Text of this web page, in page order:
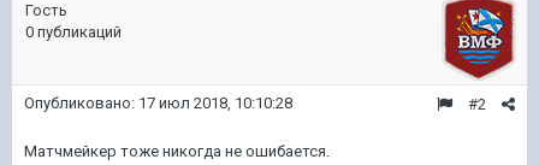
Гость
0 публикаций
#2
Опубликовано: 17 июл 2018, 10:10:28
Матчмейкер тоже никогда не ошибается.